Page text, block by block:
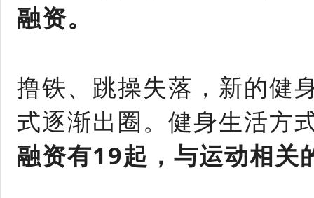
融资。
撸铁、跳操失落，新的健
式逐渐出圈。健身生活方
融资有19起，与运动相关